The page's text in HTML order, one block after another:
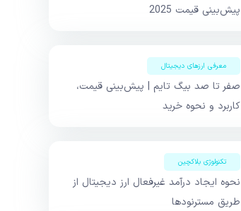
پیش‌بینی قیمت 2025
معرفی ارزهای دیجیتال
صفر تا صد بیگ تایم | پیش‌بینی قیمت،
کاربرد و نحوه خرید
تکنولوژی بلاکچین
نحوه ایجاد درآمد غیرفعال ارز دیجیتال از
طریق مسترنودها